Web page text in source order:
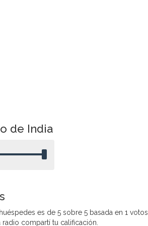
de India
es de 5 sobre 5 basada en 1 votos.
compartí tu calificación.